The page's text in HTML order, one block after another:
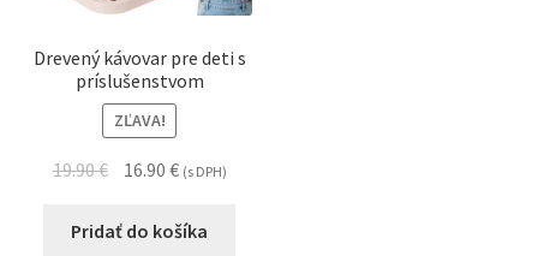
Drevený kávovar pre deti s
príslušenstvom
ZĽAVA!
19.90€ 16.90 € (s DPH)
Pridať do košíka